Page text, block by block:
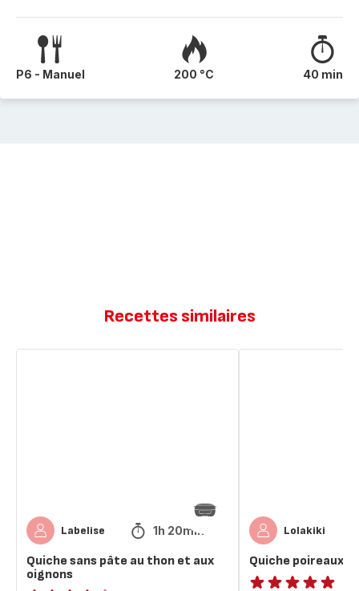
P6 - Manuel 200 °C 40 min
Recettes similaires
Labelise 1h 20min
Quiche sans pâte au thon et aux
oignons
Lolakiki
Quiche poireaux